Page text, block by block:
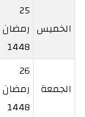
الخميس
25
رمضان
1448
الجمعة
26
رمضان
1448